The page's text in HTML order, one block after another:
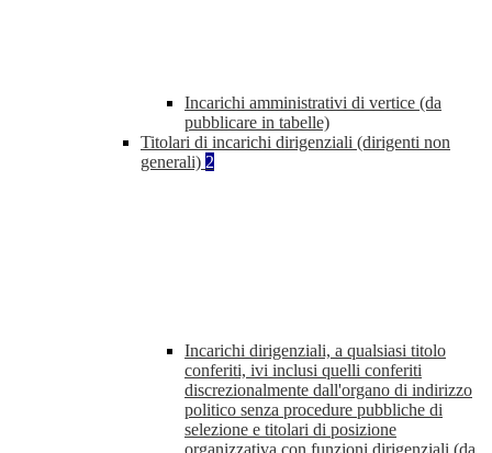
Incarichi amministrativi di vertice (da
pubblicare in tabelle)
Titolari di incarichi dirigenziali (dirigenti non
generali) 2
Incarichi dirigenziali, a qualsiasi titolo
conferiti, ivi inclusi quelli conferiti
discrezionalmente dall'organo di indirizzo
politico senza procedure pubbliche di
selezione e titolari di posizione